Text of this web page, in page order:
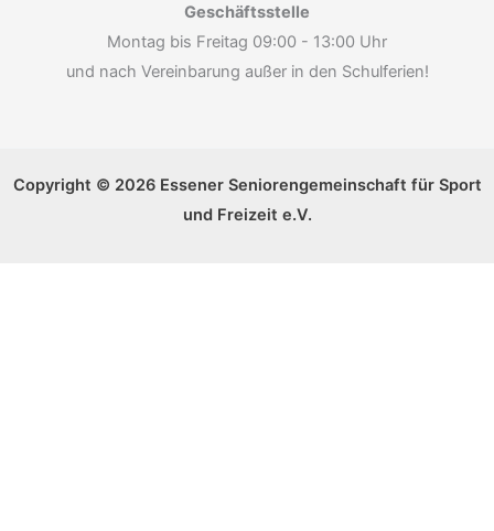
Geschäftsstelle
Montag bis Freitag 09:00 - 13:00 Uhr
und nach Vereinbarung außer in den Schulferien!
Copyright © 2026 Essener Seniorengemeinschaft für Sport
und Freizeit e.V.